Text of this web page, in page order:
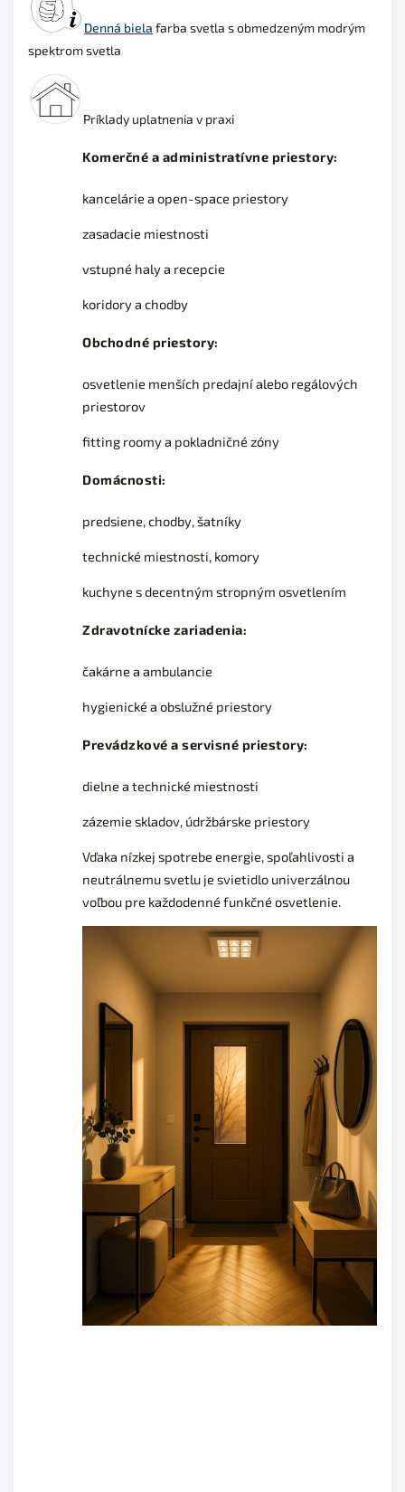
Denná biela farba svetla s obmedzeným modrým
spektrom svetla
Príklady uplatnenia v praxi
Komerčné a administratívne priestory:
kancelárie a open-space priestory
zasadacie miestnosti
vstupné haly a recepcie
koridory a chodby
Obchodné priestory:
osvetlenie menších predajní alebo regálových
priestorov
fitting roomy a pokladničné zóny
Domácnosti:
predsiene, chodby, šatníky
technické miestnosti, komory
kuchyne s decentným stropným osvetlením
Zdravotnícke zariadenia:
čakárne a ambulancie
hygienické a obslužné priestory
Prevádzkové a servisné priestory:
dielne a technické miestnosti
zázemie skladov, údržbárske priestory
Vďaka nízkej spotrebe energie, spoľahlivosti a
neutrálnemu svetlu je svietidlo univerzálnou
voľbou pre každodenné funkčné osvetlenie.